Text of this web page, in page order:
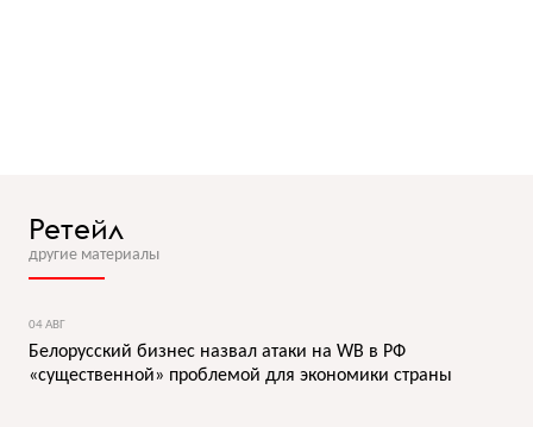
Ретейл
другие материалы
04 АВГ
Белорусский бизнес назвал атаки на WB в РФ
«существенной» проблемой для экономики страны